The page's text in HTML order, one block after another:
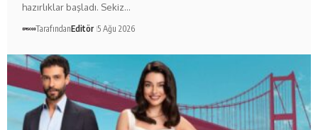
hazırlıklar başladı. Sekiz…
TarafındanEditör 5 Ağu 2026